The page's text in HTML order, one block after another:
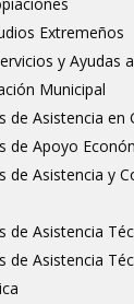
Extremeños
y Ayudas
Municipal
de Asistencia en
de Apoyo
de Asistencia y
de Asistencia
de Asistencia